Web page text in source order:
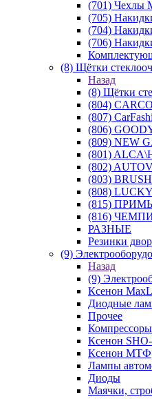
(701) Чехлы
(705)
(704)
(706)
(8) Щётки
Назад
(8) Щётки
(804)
(807)
(806)
(809) NEW
(801)
(802)
(803) BRUSH
(808)
(815)
(816)
РАЗНЫЕ
Резинки
(9)
Назад
(9)
Ксенон
Диодные
Прочее
Компрессоры
Ксенон
Ксенон МТФ
Лампы
Диоды
Маячки,